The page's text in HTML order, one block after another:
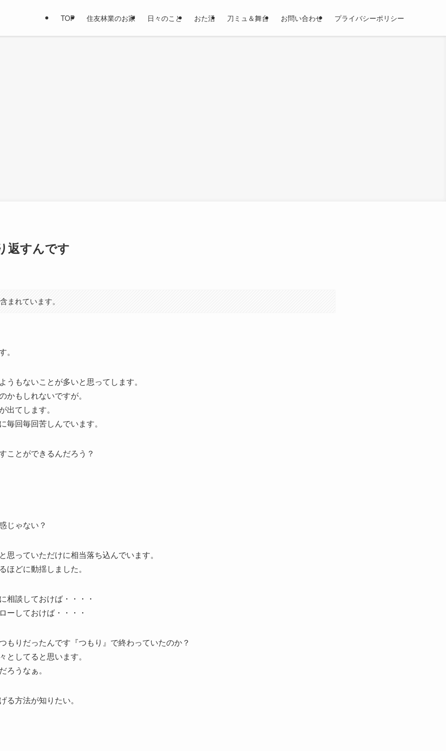
TOP 住友林業のお家 日々のこと おた活 刀ミュ＆舞台 お問い合わせ プライバシーポリシー
返すんです
まれています。
うもないことが多いと思ってします。
かもしれないですが。
出てします。
毎回毎回苦しんでいます。
ことができるんだろう？
じゃない？
思っていただけに相当落ち込んでいます。
ほどに動揺しました。
相談しておけば・・・・
ーしておけば・・・・
もりだったんです『つもり』で終わっていたのか？
としてると思います。
ろうなぁ。
る方法が知りたい。